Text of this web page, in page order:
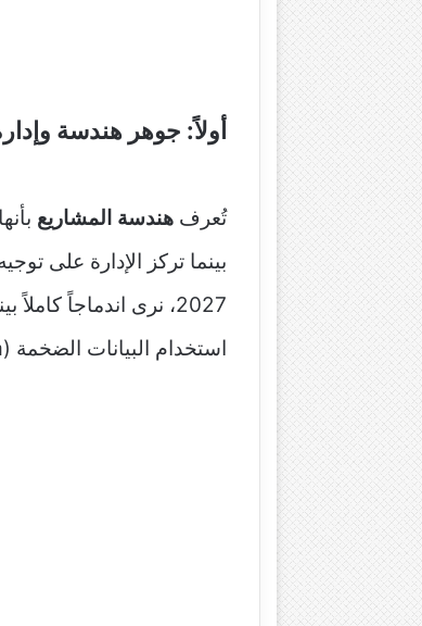
أولاً: جوهر هندسة
تُعرفهندسة المشاريع
بينما تركز الإدارة على
2027، نرى اندماجاً
استخدام البيانات الضخمة (Big Data) لتوقع النتائج قبل البدء الفعلي.